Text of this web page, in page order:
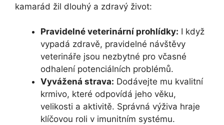
kamarád žil dlouhý a zdravý život:
Pravidelné veterinární prohlídky: I když
vypadá zdravě, pravidelné návštěvy
veterináře jsou nezbytné pro včasné
odhalení potenciálních problémů.
Vyvážená strava: Dodávejte mu kvalitní
krmivo, které odpovídá jeho věku,
velikosti a aktivitě. Správná výživa hraje
klíčovou roli v imunitním systému.